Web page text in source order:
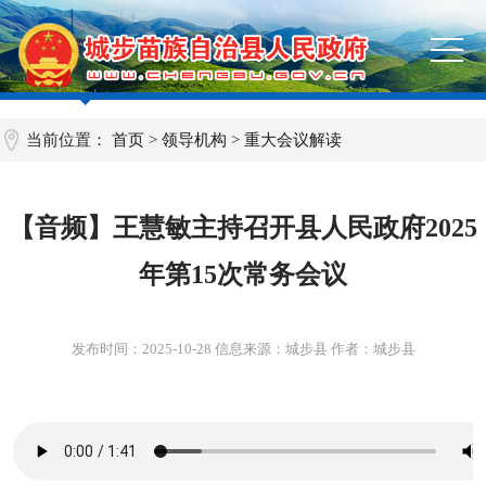
当前位置：首页 >领导机构 >重大会议解读
【音频】王慧敏主持召开县人民政府2025
年第15次常务会议
发布时间： 2025-10-28 信息来源：城步县 作者：城步县